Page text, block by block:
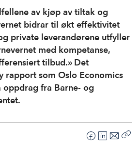
av kjøp av tiltak og
bidrar til økt effektivitet
private leverandørene utfyller
med kompetanse,
tilbud.» Det
rapport som Oslo Economics
oppdrag fra Barne- og
F
L
E